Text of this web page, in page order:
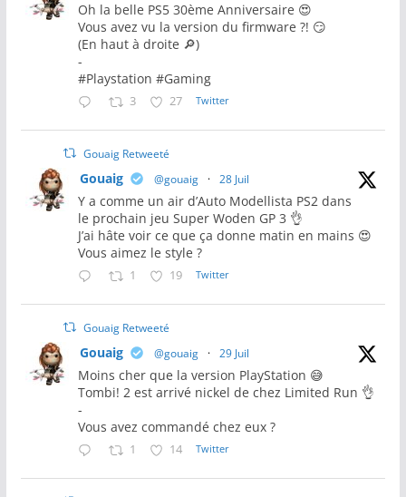
Oh la belle PS5 30ème Anniversaire 😍
Vous avez vu la version du firmware ?! 😏
(En haut à droite 🔎)
-
#Playstation #Gaming
3 27 Twitter
Gouaig Retweeté
Gouaig @gouaig · 28 Juil
Y a comme un air d’Auto Modellista PS2 dans
le prochain jeu Super Woden GP 3 👌
J’ai hâte voir ce que ça donne matin en mains 😍
Vous aimez le style ?
1 19 Twitter
Gouaig Retweeté
Gouaig @gouaig · 29 Juil
Moins cher que la version PlayStation 😅
Tombi! 2 est arrivé nickel de chez Limited Run 👌
-
Vous avez commandé chez eux ?
1 14 Twitter